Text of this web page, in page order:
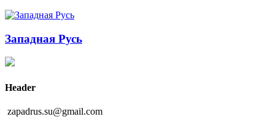
Западная Русь
Header
zapadrus.su@gmail.com